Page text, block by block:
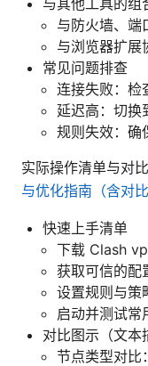
与防火墙、端
与浏览器扩展
常见问题排查
连接失败：检
延迟高：切换
规则失效：确
实际操作清单与对比
与优化指南（含对
快速上手清单
下载 Clash
获取可信的配
设置规则与策
启动并测试常
对比图示（文本
节点类型对